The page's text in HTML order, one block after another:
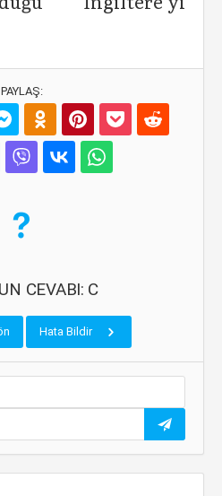
PAYLAŞ:
CEVABI: C
Hata Bildir